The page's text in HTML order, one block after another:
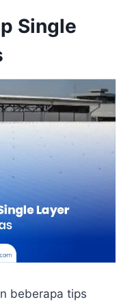
Single
beberapa tips